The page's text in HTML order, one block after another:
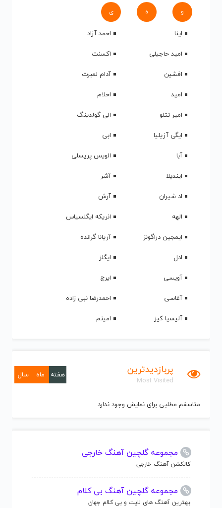
و ه ی
اینا
احمد آزاد
امید حاجیلی
اکسنت
افشین
آدام لمبرت
امید
احلام
امیر تتلو
الی گولدینگ
ایگی آزیلیا
ابی
آبا
الویس پریسلی
ایندیلا
آشر
اد شیران
آرش
الهه
انریکه ایگلسیاس
ایمجین دراگونز
آریانا گرانده
ادل
ایگلز
آویسی
ایرج
آغاسی
احمدرضا نبی زاده
آلیسیا کیز
امینم
پربازدیدترین
Most Visited
هفته ماه سال
متاسفم مطلبی برای نمایش وجود ندارد
مجموعه گلچین آهنگ خارجی
کالکشن آهنگ خارجی
مجموعه گلچین آهنگ بی کلام
بهترین آهنگ های لایت و بی کلام جهان